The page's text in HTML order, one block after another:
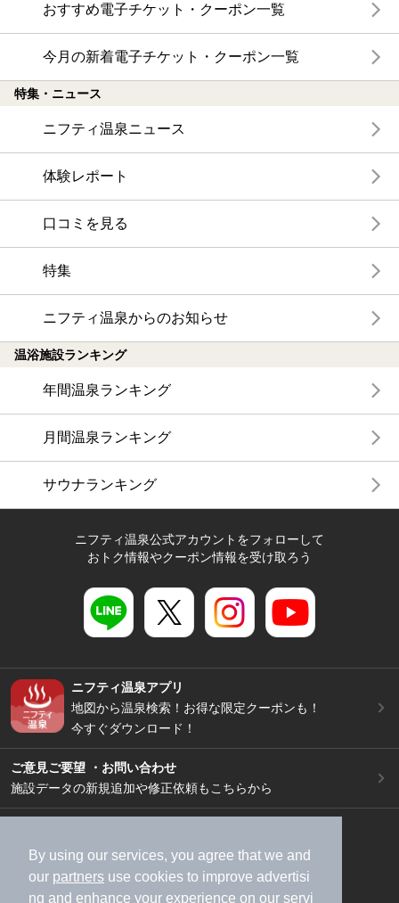
By using our services, you agree that we and
our partners use cookies to improve advertisi
ng and enhance your experience on our servi
おすすめ電子チケット・クーポン一覧
今月の新着電子チケット・クーポン一覧
特集・ニュース
ニフティ温泉ニュース
体験レポート
口コミを見る
特集
ニフティ温泉からのお知らせ
温浴施設ランキング
年間温泉ランキング
月間温泉ランキング
サウナランキング
ニフティ温泉公式アカウントをフォローして
おトク情報やクーポン情報を受け取ろう
ニフティ温泉アプリ
地図から温泉検索！お得な限定クーポンも！
今すぐダウンロード！
ご意見ご要望 ・お問い合わせ
施設データの新規追加や修正依頼もこちらから
加盟店募集（資料請求）
広告出稿のご案内
利用規約
ライフスタイルMEMBERS+規約